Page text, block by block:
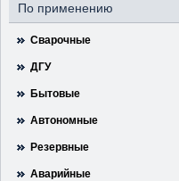
По применению
Сварочные
ДГУ
Бытовые
Автономные
Резервные
Аварийные